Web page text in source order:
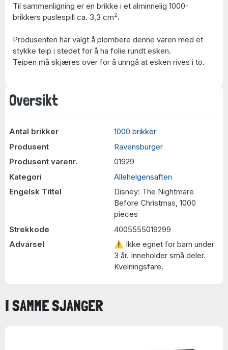
Oversikt
Antal brikker
1000 brikker
Produsent
Ravensburger
Produsent varenr.
01929
Kategori
Allehelgensaften
Engelsk Tittel
Disney: The Nightmare
Before Christmas, 1000
pieces
Strekkode
4005555019299
Advarsel
⚠ Ikke egnet for barn under
3 år. Inneholder små deler.
Kvelningsfare.
Til sammenligning er en brikke i et alminnelig 1000-
brikkers puslespill ca. 3,3 cm2.
Produsenten har valgt å plombere denne varen med et
stykke teip i stedet for å ha folie rundt esken.
Teipen må skjæres over for å unngå at esken rives i to.
I SAMME SJANGER